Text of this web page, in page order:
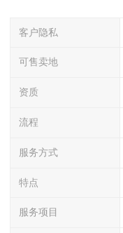
客户隐私
可售卖地
资质
流程
服务方式
特点
服务项目